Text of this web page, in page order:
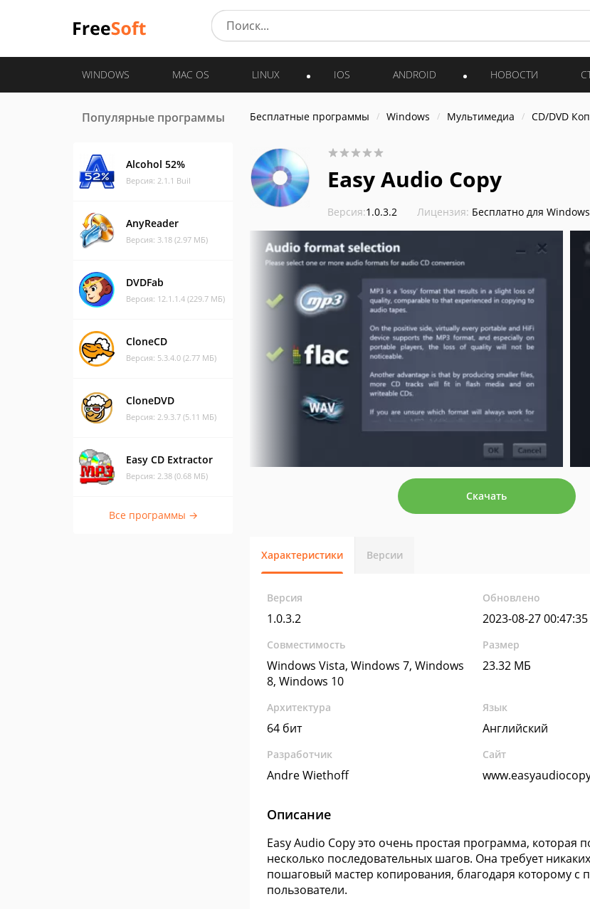
WINDOWS MAC OS LINUX IOS ANDROID НОВОСТИ
Популярные программы
Alcohol 52%
Версия: 2.1.1 Buil
AnyReader
Версия: 3.18 (2.97 МБ)
DVDFab
Версия: 12.1.1.4 (229.7 МБ)
CloneCD
Версия: 5.3.4.0 (2.77 МБ)
CloneDVD
Версия: 2.9.3.7 (5.11 МБ)
Easy CD Extractor
Версия: 2.38 (0.68 МБ)
Все программы →
Бесплатные программы Windows Мультимедиа CD/DVD
Easy Audio Copy
Версия:1.0.3.2 Лицензия: Бесплатно для Windows
Скачать
Характеристики Версии
Версия
1.0.3.2
Обновлено
2023-08-27 00:47:35
Совместимость
Windows Vista, Windows 7, Windows
8, Windows 10
Размер
23.32 МБ
Архитектура
64 бит
Язык
Английский
Разработчик
Andre Wiethoff
Сайт
Описание
Easy Audio Copy это очень простая программа, которая
несколько последовательных шагов. Она требует
пошаговый мастер копирования, благодаря которому
пользователи.